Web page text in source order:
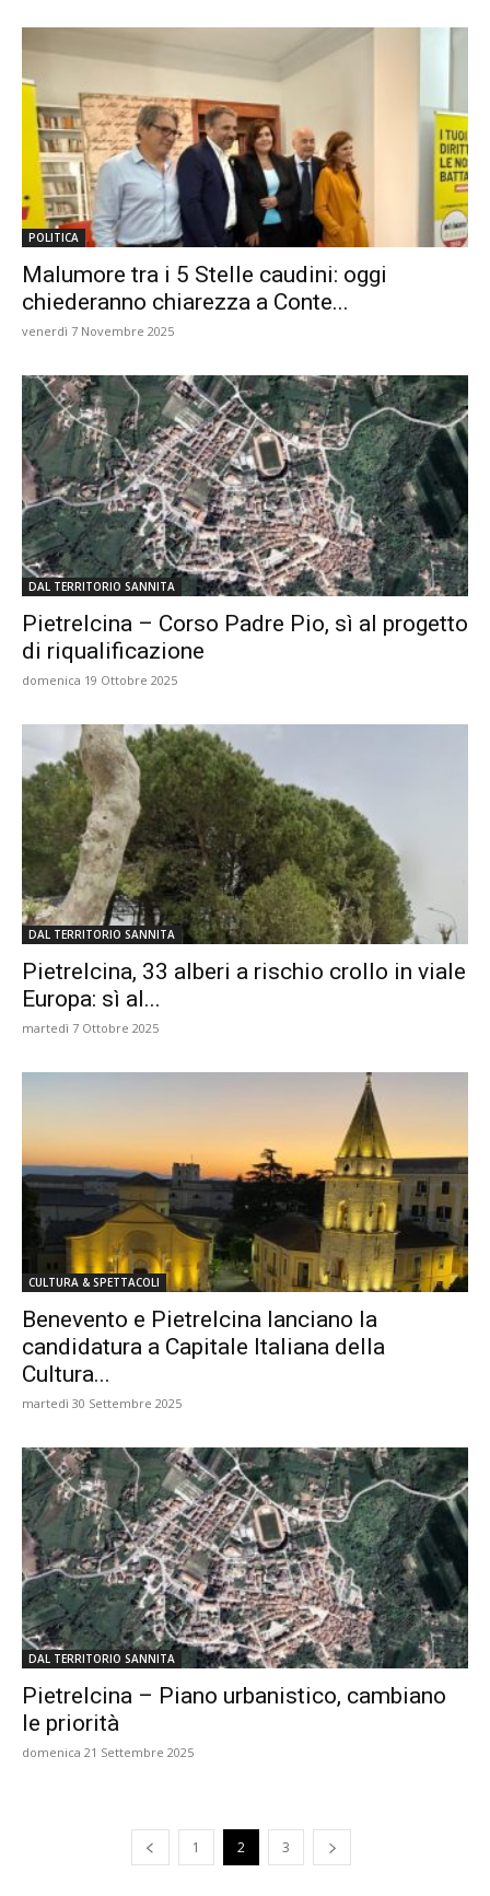
POLITICA
Malumore tra i 5 Stelle caudini: oggi
chiederanno chiarezza a Conte...
venerdì 7 Novembre 2025
DAL TERRITORIO SANNITA
Pietrelcina – Corso Padre Pio, sì al progetto
di riqualificazione
domenica 19 Ottobre 2025
DAL TERRITORIO SANNITA
Pietrelcina, 33 alberi a rischio crollo in viale
Europa: sì al...
martedì 7 Ottobre 2025
CULTURA & SPETTACOLI
Benevento e Pietrelcina lanciano la
candidatura a Capitale Italiana della
Cultura...
martedì 30 Settembre 2025
DAL TERRITORIO SANNITA
Pietrelcina – Piano urbanistico, cambiano
le priorità
domenica 21 Settembre 2025
1 2 3